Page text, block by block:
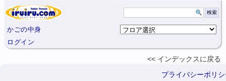
かごの中身
ログイン
インデックスに 戻る
プライバシーポリ